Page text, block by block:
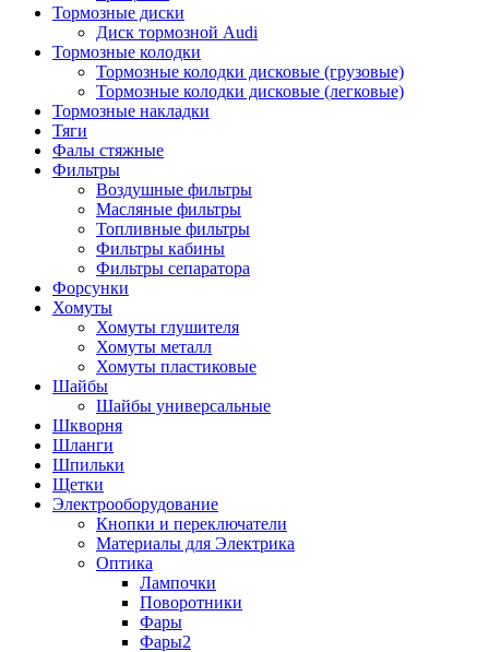
Тормозные диски
Диск тормозной Audi
Тормозные колодки
Тормозные колодки дисковые (грузовые)
Тормозные колодки дисковые (легковые)
Тормозные накладки
Тяги
Фалы стяжные
Фильтры
Воздушные фильтры
Масляные фильтры
Топливные фильтры
Фильтры кабины
Фильтры сепаратора
Форсунки
Хомуты
Хомуты глушителя
Хомуты металл
Хомуты пластиковые
Шайбы
Шайбы универсальные
Шкворня
Шланги
Шпильки
Щетки
Электрооборудование
Кнопки и переключатели
Материалы для Электрика
Оптика
Лампочки
Поворотники
Фары
Фары2